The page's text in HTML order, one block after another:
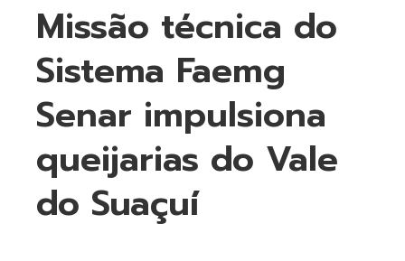
Missão técnica do
Sistema Faemg
Senar impulsiona
queijarias do Vale
do Suaçuí